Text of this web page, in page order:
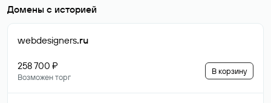
Домены с историей
webdesigners.ru
258 700 ₽
Возможен торг
В корзину